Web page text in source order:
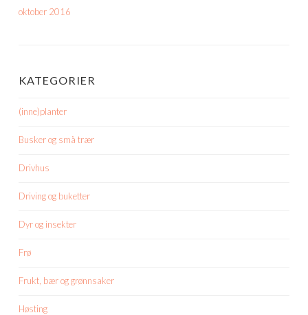
oktober 2016
KATEGORIER
(inne)planter
Busker og små trær
Drivhus
Driving og buketter
Dyr og insekter
Frø
Frukt, bær og grønnsaker
Høsting